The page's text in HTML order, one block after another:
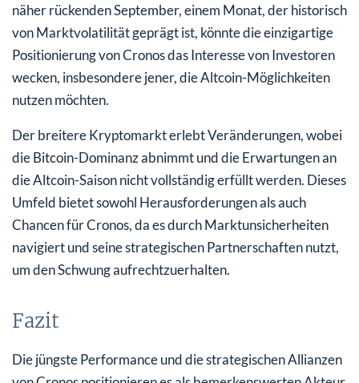
näher rückenden September, einem Monat, der historisch
von Marktvolatilität geprägt ist, könnte die einzigartige
Positionierung von Cronos das Interesse von Investoren
wecken, insbesondere jener, die Altcoin-Möglichkeiten
nutzen möchten.
Der breitere Kryptomarkt erlebt Veränderungen, wobei
die Bitcoin-Dominanz abnimmt und die Erwartungen an
die Altcoin-Saison nicht vollständig erfüllt werden. Dieses
Umfeld bietet sowohl Herausforderungen als auch
Chancen für Cronos, da es durch Marktunsicherheiten
navigiert und seine strategischen Partnerschaften nutzt,
um den Schwung aufrechtzuerhalten.
Fazit
Die jüngste Performance und die strategischen Allianzen